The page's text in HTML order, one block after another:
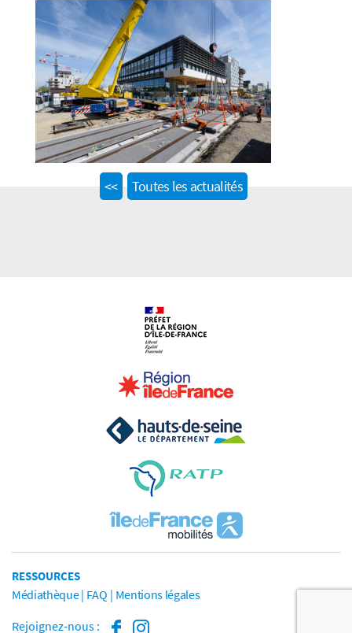
<<Previous
Toutes les actualités
RESSOURCES
Médiathèque FAQ Mentions légales
Rejoignez-nous :